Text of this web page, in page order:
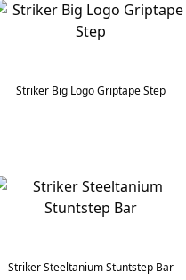
Striker Big Logo Griptape Step
Striker Steeltanium Stuntstep Bar